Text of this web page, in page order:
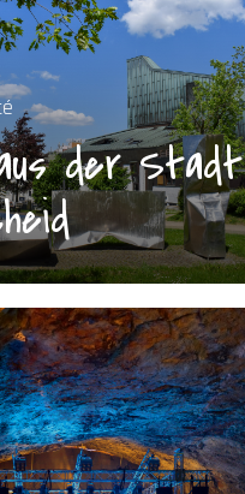
der Stadt